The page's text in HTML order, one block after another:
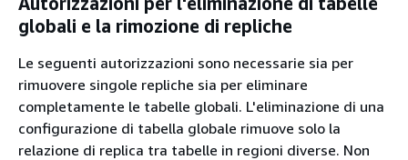
globali e la rimozione di repliche
Le seguenti autorizzazioni sono necessarie sia per
rimuovere singole repliche sia per eliminare
completamente le tabelle globali. L'eliminazione di una
configurazione di tabella globale rimuove solo la
relazione di replica tra tabelle in regioni diverse. Non